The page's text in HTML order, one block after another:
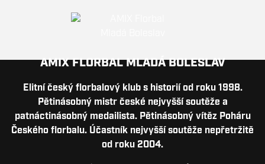
AMIX FLORBAL MLADÁ BOLESLAV
Elitní český florbalový klub s historií od roku 1998.
Pětinásobný mistr české nejvyšší soutěže a
patnáctinásobný medailista. Pětinásobný vítěz Poháru
Českého florbalu. Účastník nejvyšší soutěže nepřetržitě
od roku 2004.